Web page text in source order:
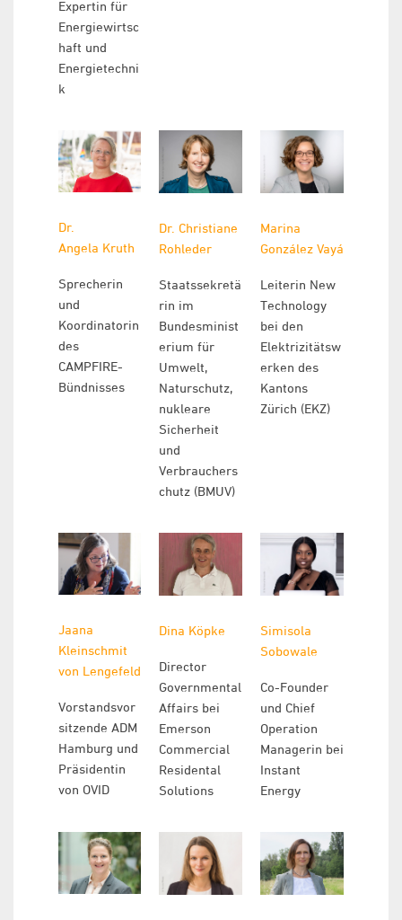
Expertin für
Energiewirtsc
haft und
Energietechni
k
Dr.
Angela Kruth
Sprecherin
und
Koordinatorin
des
CAMPFIRE-
Bündnisses
Dr. Christiane
Rohleder
Staatssekretä
rin im
Bundesminist
erium für
Umwelt,
Naturschutz,
nukleare
Sicherheit
und
Verbrauchers
chutz (BMUV)
Marina
González Vayá
Leiterin New
Technology
bei den
Elektrizitätsw
erken des
Kantons
Zürich (EKZ)
Jaana
Kleinschmit
von Lengefeld
Vorstandsvor
sitzende ADM
Hamburg und
Präsidentin
von OVID
Dina Köpke
Director
Governmental
Affairs bei
Emerson
Commercial
Residental
Solutions
Simisola
Sobowale
Co-Founder
und Chief
Operation
Managerin bei
Instant
Energy